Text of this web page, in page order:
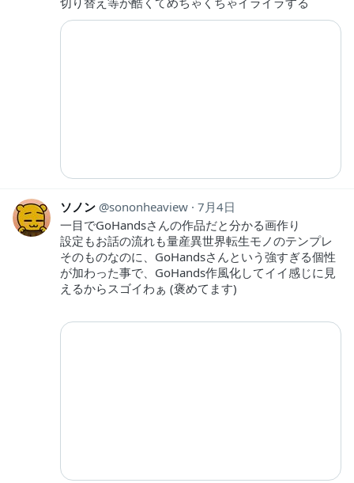
ソノン sononheaview 7月4日
一目でGoHandsさんの作品だと分かる画作り
設定もお話の流れも量産異世界転生モノのテンプレ
そのものなのに、GoHandsさんという強すぎる個性
が加わった事で、GoHands作風化してイイ感じに見
えるからスゴイわぁ (褒めてます)